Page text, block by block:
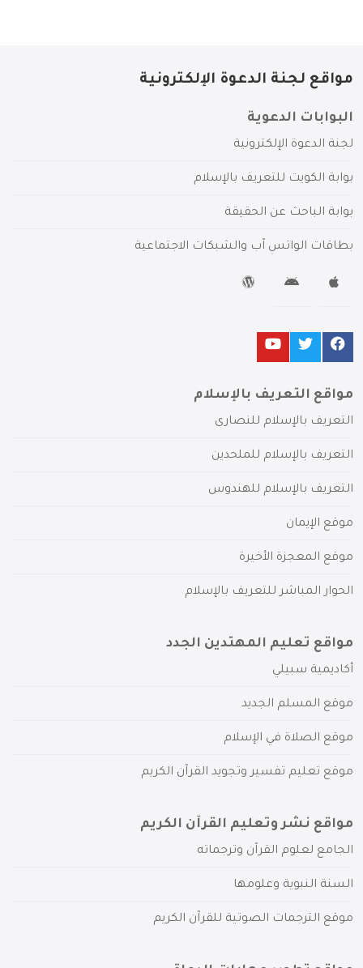
مواقع لجنة الدعوة الإلكترونية
البوابات الدعوية
لجنة الدعوة الإلكترونية
بوابة الكويت للتعريف بالإسلام
بوابة الباحث عن الحقيقة
بطاقات الواتس آب والشبكات الاجتماعية
مواقع التعريف بالإسلام
التعريف بالإسلام للنصارى
التعريف بالإسلام للملحدين
التعريف بالإسلام للهندوس
موقع الإيمان
موقع المعجزة الأخيرة
الحوار المباشر للتعريف بالإسلام
مواقع تعليم المهتدين الجدد
أكاديمية سبيلي
موقع المسلم الجديد
موقع الصلاة في الإسلام
موقع تعليم تفسير وتجويد القرآن الكريم
مواقع نشر وتعليم القرآن الكريم
الجامع لعلوم القرآن وترجماته
السنة النبوية وعلومها
موقع الترجمات الصوتية للقرآن الكريم